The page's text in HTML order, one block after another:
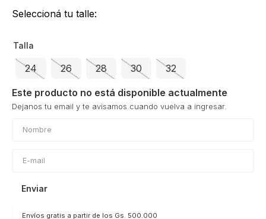
Seleccioná tu talle:
Talla
24 26 28 30 32
Este producto no está disponible actualmente
Enviar
Envíos gratis a partir de los Gs. 500.000